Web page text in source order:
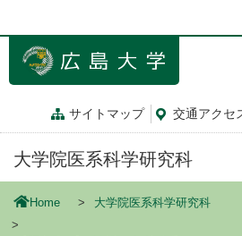
ン
サイトマップ 交通アクセ
大学院医系科学研究科
Home 大学院医系科学研究科